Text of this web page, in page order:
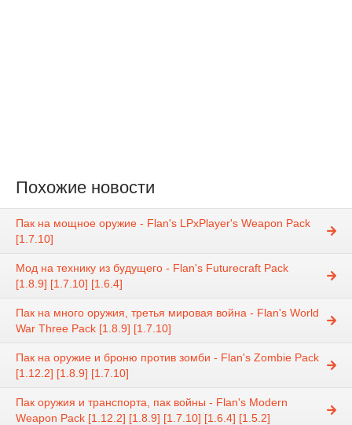
Похожие новости
Пак на мощное оружие - Flan's LPxPlayer's Weapon Pack
[1.7.10]
Мод на технику из будущего - Flan's Futurecraft Pack
[1.8.9] [1.7.10] [1.6.4]
Пак на много оружия, третья мировая война - Flan's World
War Three Pack [1.8.9] [1.7.10]
Пак на оружие и броню против зомби - Flan's Zombie Pack
[1.12.2] [1.8.9] [1.7.10]
Пак оружия и транспорта, пак войны - Flan's Modern
Weapon Pack [1.12.2] [1.8.9] [1.7.10] [1.6.4] [1.5.2]